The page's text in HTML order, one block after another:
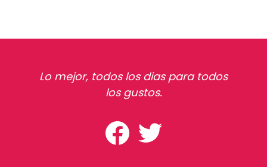
Lo mejor, todos los dias para todos
los gustos.